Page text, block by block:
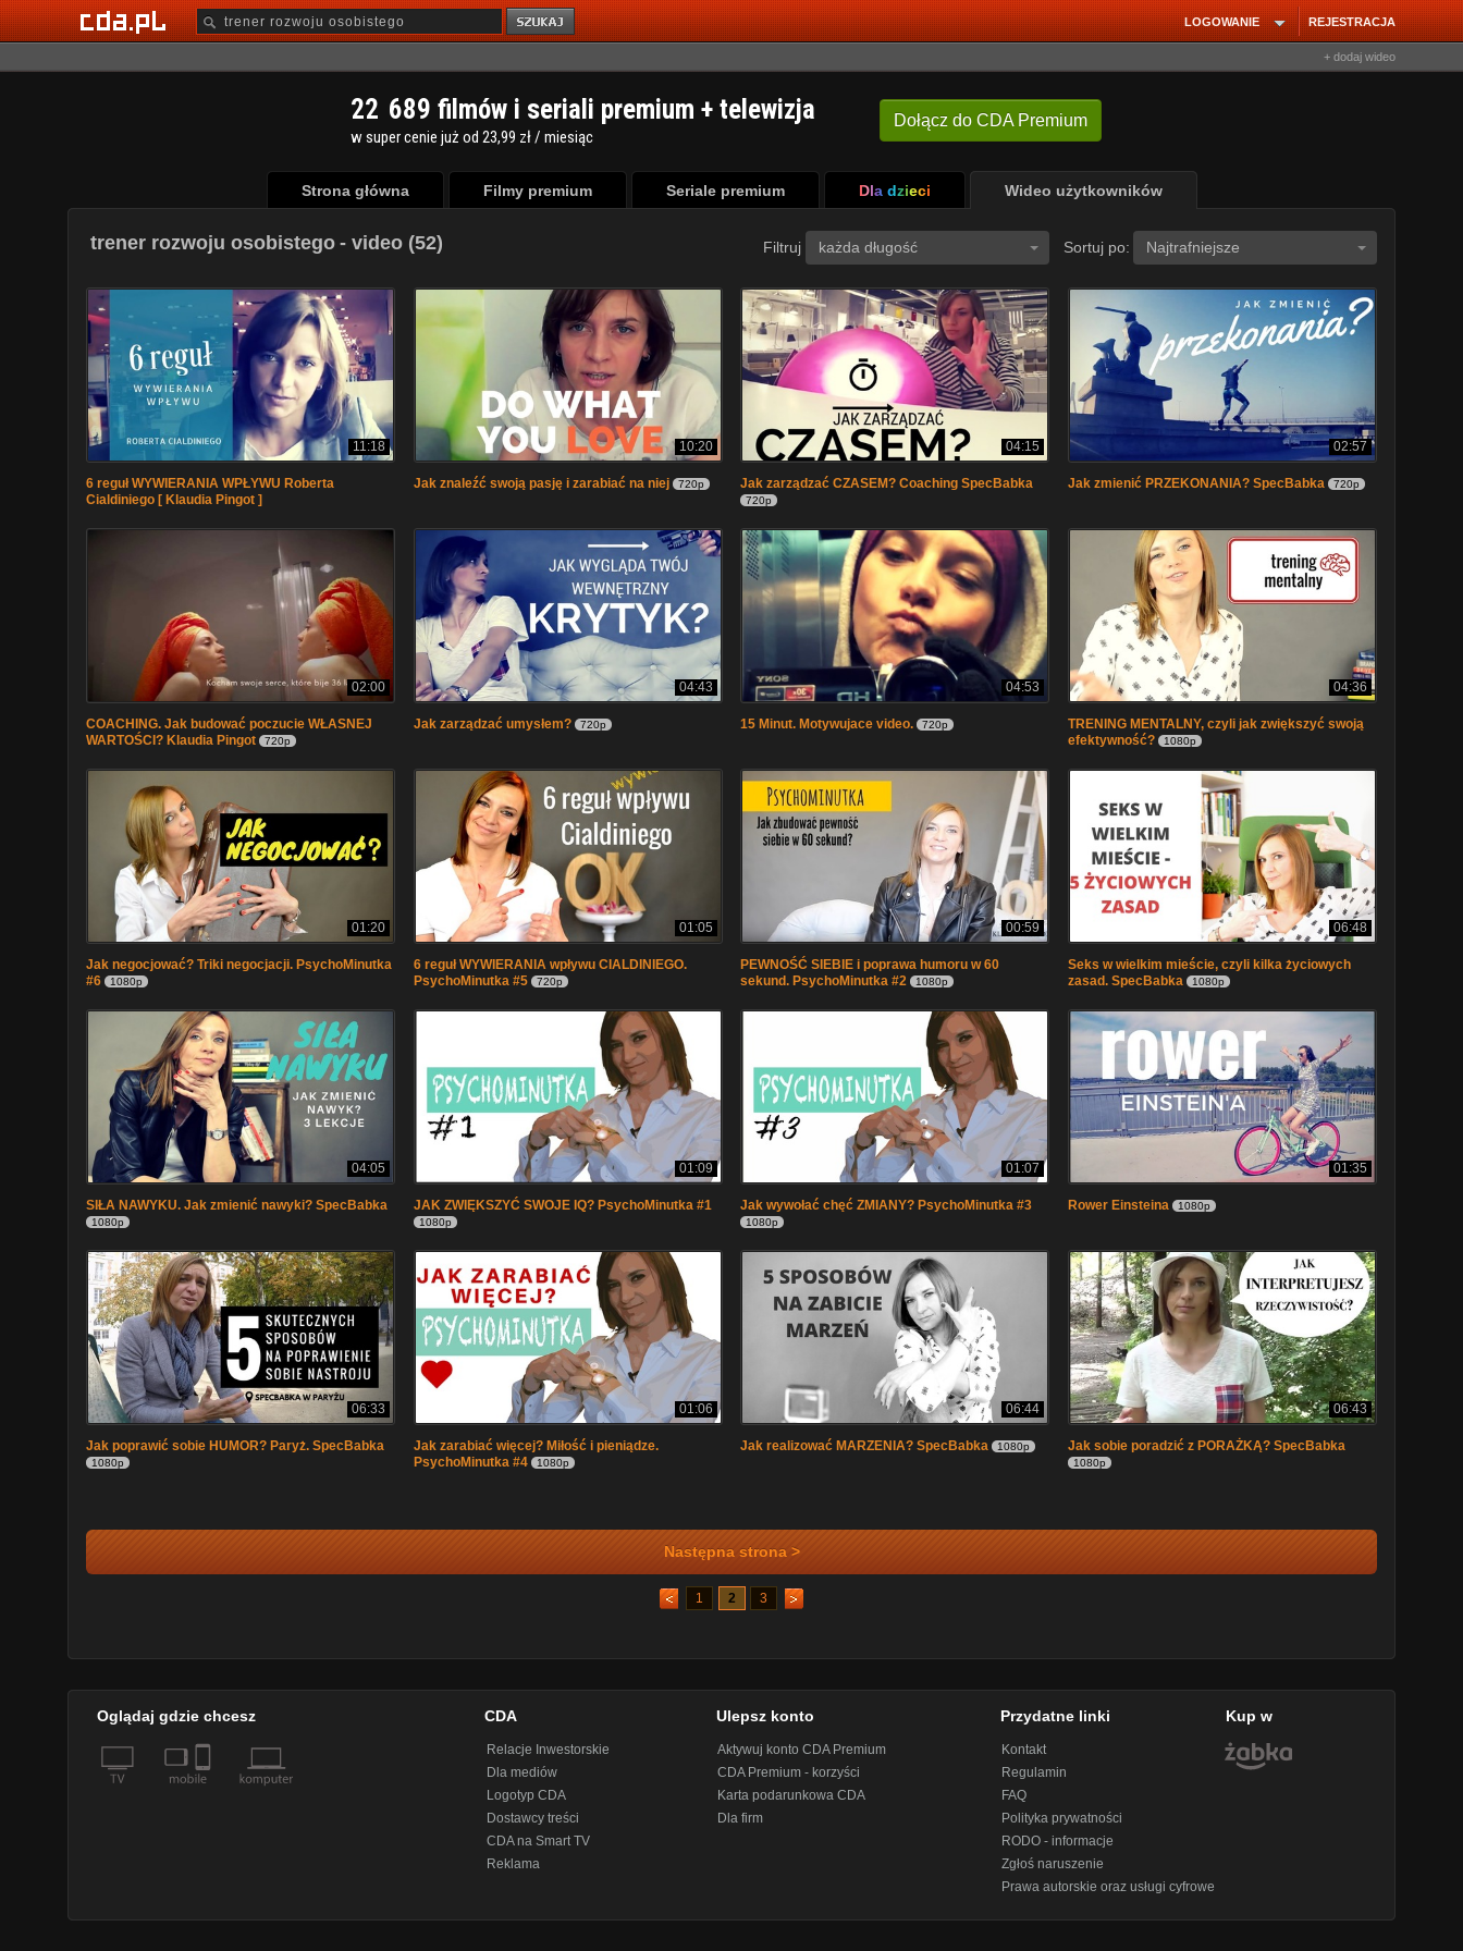
REJESTRACJA
LOGOWANIE
+ dodaj wideo
Dołącz do CDA Premium
22 689 filmów i seriali premium + telewizja
w super cenie już od 23,99 zł / miesiąc
Strona główna Filmy premium Seriale premium Dla dzieci Wideo użytkowników
trener rozwoju osobistego - video (52) Filtruj każda długość Sortuj po: Najtrafniejsze
11:18
6 reguł WYWIERANIA WPŁYWU Roberta
Cialdiniego [ Klaudia Pingot ]
10:20
Jak znaleźć swoją pasję i zarabiać na niej 720p
04:15
Jak zarządzać CZASEM? Coaching SpecBabka
720p
02:57
Jak zmienić PRZEKONANIA? SpecBabka 720p
02:00
COACHING. Jak budować poczucie WŁASNEJ
WARTOŚCI? Klaudia Pingot
720p
04:43
Jak zarządzać umysłem? 720p
04:53
15 Minut. Motywujace video. 720p
04:36
TRENING MENTALNY, czyli jak zwiększyć swoją
efektywność?
1080p
01:20
Jak negocjować? Triki negocjacji. PsychoMinutka
#6
1080p
01:05
6 reguł WYWIERANIA wpływu CIALDINIEGO.
PsychoMinutka #5
720p
00:59
PEWNOŚĆ SIEBIE i poprawa humoru w 60
sekund. PsychoMinutka #2
1080p
06:48
Seks w wielkim mieście, czyli kilka życiowych
zasad. SpecBabka
1080p
04:05
SIŁA NAWYKU. Jak zmienić nawyki? SpecBabka
1080p
01:09
JAK ZWIĘKSZYĆ SWOJE IQ? PsychoMinutka #1
1080p
01:07
Jak wywołać chęć ZMIANY? PsychoMinutka #3
1080p
01:35
Rower Einsteina 1080p
06:33
Jak poprawić sobie HUMOR? Paryż. SpecBabka
1080p
01:06
Jak zarabiać więcej? Miłość i pieniądze.
PsychoMinutka #4
1080p
06:44
Jak realizować MARZENIA? SpecBabka 1080p
06:43
Jak sobie poradzić z PORAŻKĄ? SpecBabka
1080p
Następna strona >
1 2 3
Oglądaj gdzie chcesz CDA
Relacje Inwestorskie
Dla mediów
Logotyp CDA
Dostawcy treści
CDA na Smart TV
Reklama
Ulepsz konto
Aktywuj konto CDA Premium
CDA Premium - korzyści
Karta podarunkowa CDA
Dla firm
Przydatne linki
Kontakt
Regulamin
FAQ
Polityka prywatności
RODO - informacje
Zgłoś naruszenie
Prawa autorskie oraz usługi cyfrowe
Kup w